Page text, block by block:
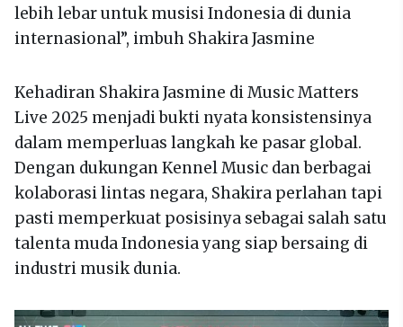
lebih lebar untuk musisi Indonesia di dunia
internasional”, imbuh Shakira Jasmine
Kehadiran Shakira Jasmine di Music Matters
Live 2025 menjadi bukti nyata konsistensinya
dalam memperluas langkah ke pasar global.
Dengan dukungan Kennel Music dan berbagai
kolaborasi lintas negara, Shakira perlahan tapi
pasti memperkuat posisinya sebagai salah satu
talenta muda Indonesia yang siap bersaing di
industri musik dunia.